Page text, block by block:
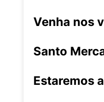
Venha nos
Santo
Estaremos